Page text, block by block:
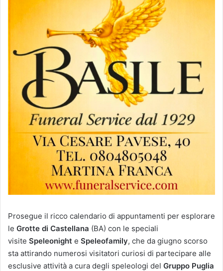
Prosegue il ricco calendario di appuntamenti per esplorare
le Grotte di Castellana (BA) con le speciali
visite Speleonight e Speleofamily, che da giugno scorso
sta attirando numerosi visitatori curiosi di partecipare alle
esclusive attività a cura degli speleologi del Gruppo Puglia